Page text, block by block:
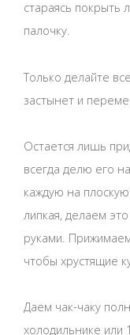
стараясь покрыть
палочку.
Только делайте
застынет и
Остается лишь
всегда делю его
каждую на
липкая, делаем
руками.
чтобы хрустящие
Даем чак-чаку
холодильнике или